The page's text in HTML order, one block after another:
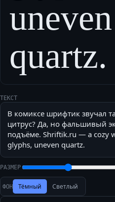
uneven
quartz.
ТЕКСТ
РАЗМЕР
ФОН Тёмный Светлый